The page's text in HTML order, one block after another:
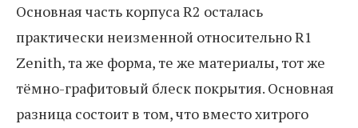
Основная часть корпуса R2 осталась
практически неизменной относительно R1
Zenith, та же форма, те же материалы, тот же
тёмно-графитовый блеск покрытия. Основная
разница состоит в том, что вместо хитрого